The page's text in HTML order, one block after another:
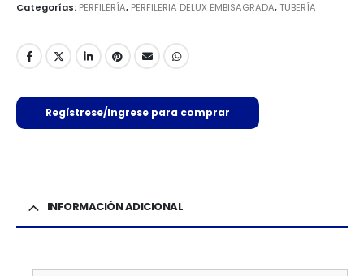
Categorías: PERFILERÍA, PERFILERIA DELUX EMBISAGRADA,TUBERÍA
Regístrese/Ingrese para comprar
INFORMACIÓN ADICIONAL